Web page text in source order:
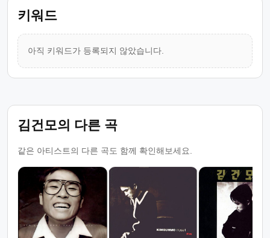
키워드
아직 키워드가 등록되지 않았습니다.
김건모의 다른 곡
같은 아티스트의 다른 곡도 함께 확인해보세요.